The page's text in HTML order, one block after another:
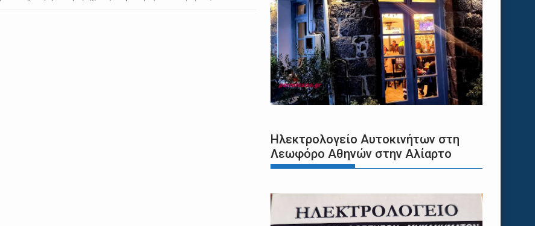
Ηλεκτρολογείο Αυτοκινήτων στη
Λεωφόρο Αθηνών στην Αλίαρτο